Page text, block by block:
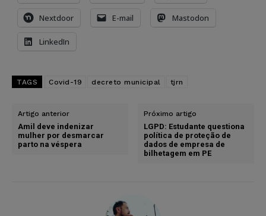
Nextdoor E-mail Mastodon
LinkedIn
TAGS Covid-19 decreto municipal tjrn
Artigo anterior
Amil deve indenizar
mulher por desmarcar
parto na véspera
Próximo artigo
LGPD: Estudante questiona
política de proteção de
dados de empresa de
bilhetagem em PE